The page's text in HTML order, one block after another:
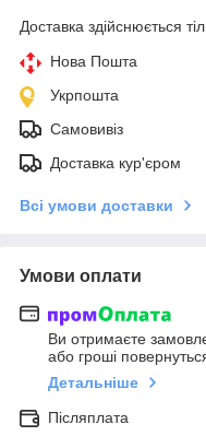
Доставка здійснюється
Нова Пошта
Укрпошта
Самовивіз
Доставка кур'єром
Всі умови доставки
Умови оплати
Ви отримаєте
або гроші
Детальніше
Післяплата